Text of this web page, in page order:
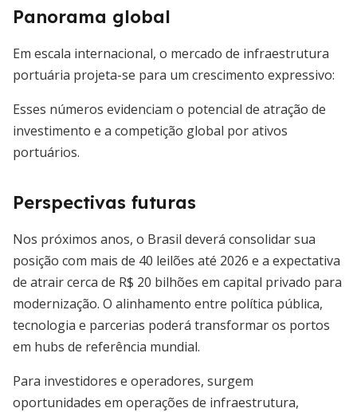
Panorama global
Em escala internacional, o mercado de infraestrutura
portuária projeta-se para um crescimento expressivo:
Esses números evidenciam o potencial de atração de
investimento e a competição global por ativos
portuários.
Perspectivas futuras
Nos próximos anos, o Brasil deverá consolidar sua
posição com mais de 40 leilões até 2026 e a expectativa
de atrair cerca de R$ 20 bilhões em capital privado para
modernização. O alinhamento entre política pública,
tecnologia e parcerias poderá transformar os portos
em hubs de referência mundial.
Para investidores e operadores, surgem
oportunidades em operações de infraestrutura,